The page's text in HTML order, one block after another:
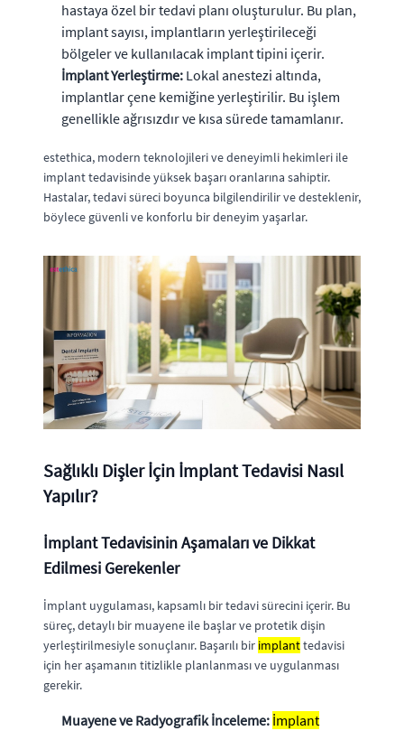
hastaya özel bir tedavi planı oluşturulur. Bu plan,
implant sayısı, implantların yerleştirileceği
bölgeler ve kullanılacak implant tipini içerir.
İmplant Yerleştirme: Lokal anestezi altında,
implantlar çene kemiğine yerleştirilir. Bu işlem
genellikle ağrısızdır ve kısa sürede tamamlanır.
estethica, modern teknolojileri ve deneyimli hekimleri ile
implant tedavisinde yüksek başarı oranlarına sahiptir.
Hastalar, tedavi süreci boyunca bilgilendirilir ve desteklenir,
böylece güvenli ve konforlu bir deneyim yaşarlar.
Sağlıklı Dişler İçin İmplant Tedavisi Nasıl
Yapılır?
İmplant Tedavisinin Aşamaları ve Dikkat
Edilmesi Gerekenler
İmplant uygulaması, kapsamlı bir tedavi sürecini içerir. Bu
süreç, detaylı bir muayene ile başlar ve protetik dişin
yerleştirilmesiyle sonuçlanır. Başarılı bir implanttedavisi
için her aşamanın titizlikle planlanması ve uygulanması
gerekir.
Muayene ve Radyografik İnceleme: İmplant